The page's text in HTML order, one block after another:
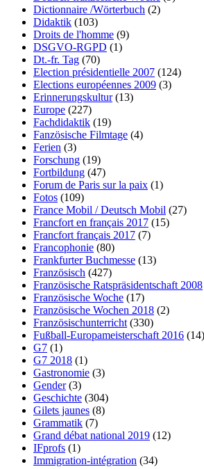
Dictionnaire /Wörterbuch (2)
Didaktik (103)
Droits de l'homme (9)
DSGVO-RGPD (1)
Dt.-fr. Tag (70)
Election présidentielle 2007 (124)
Elections européennes 2009 (3)
Erinnerungskultur(13)
Europe (227)
Fachdidaktik (19)
Fanzösische Filmtage (4)
Ferien (3)
Forschung (19)
Fortbildung (47)
Forum de Paris sur la paix (1)
Fotos (109)
France Mobil / Deutsch Mobil (27)
Francfort en français 2017 (15)
Francfort français 2017 (7)
Francophonie (80)
Frankfurter Buchmesse (13)
Französisch (427)
Französische Ratspräsidentschaft 2008
Französische Woche (17)
Französische Wochen 2018 (2)
Französischunterricht (330)
Fußball-Europameisterschaft 2016 (14)
G7 (1)
G7 2018 (1)
Gastronomie (3)
Gender(3)
Geschichte (304)
Gilets jaunes (8)
Grammatik (7)
Grand débat national 2019 (12)
IFprofs (1)
Immigration-intégration (34)